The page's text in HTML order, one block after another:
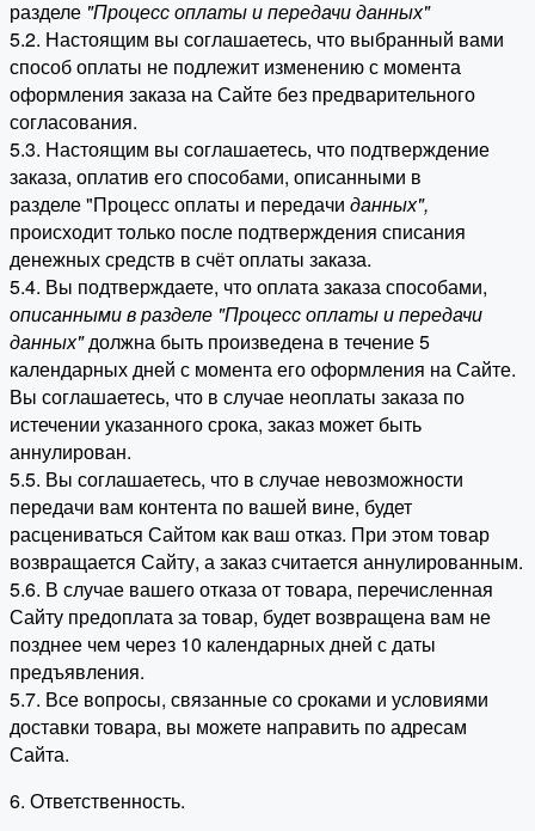
разделе "Процесс оплаты и передачи данных"
5.2. Настоящим вы соглашаетесь, что выбранный вами
способ оплаты не подлежит изменению с момента
оформления заказа на Сайте без предварительного
согласования.
5.3. Настоящим вы соглашаетесь, что подтверждение
заказа, оплатив его способами, описанными в
разделе "Процесс оплаты и передачи данных",
происходит только после подтверждения списания
денежных средств в счёт оплаты заказа.
5.4. Вы подтверждаете, что оплата заказа способами,
описанными в разделе "Процесс оплаты и передачи
данных"должна быть произведена в течение 5
календарных дней с момента его оформления на Сайте.
Вы соглашаетесь, что в случае неоплаты заказа по
истечении указанного срока, заказ может быть
аннулирован.
5.5. Вы соглашаетесь, что в случае невозможности
передачи вам контента по вашей вине, будет
расцениваться Сайтом как ваш отказ. При этом товар
возвращается Сайту, а заказ считается аннулированным.
5.6. В случае вашего отказа от товара, перечисленная
Сайту предоплата за товар, будет возвращена вам не
позднее чем через 10 календарных дней с даты
предъявления.
5.7. Все вопросы, связанные со сроками и условиями
доставки товара, вы можете направить по адресам
Сайта.
6. Ответственность.